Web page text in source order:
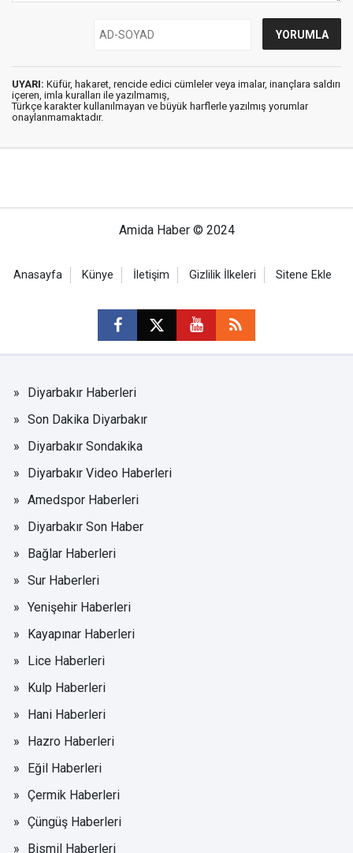
UYARI: Küfür, hakaret, rencide edici cümleler veya imalar, inançlara saldırı
içeren, imla kuralları ile yazılmamış,
Türkçe karakter kullanılmayan ve büyük harflerle yazılmış yorumlar
onaylanmamaktadır.
Amida Haber © 2024
Anasayfa Künye İletişim Gizlilik İlkeleri Sitene Ekle
Diyarbakır Haberleri
Son Dakika Diyarbakır
Diyarbakır Sondakika
Diyarbakır Video Haberleri
Amedspor Haberleri
Diyarbakır Son Haber
Bağlar Haberleri
Sur Haberleri
Yenişehir Haberleri
Kayapınar Haberleri
Lice Haberleri
Kulp Haberleri
Hani Haberleri
Hazro Haberleri
Eğil Haberleri
Çermik Haberleri
Çüngüş Haberleri
Bismil Haberleri